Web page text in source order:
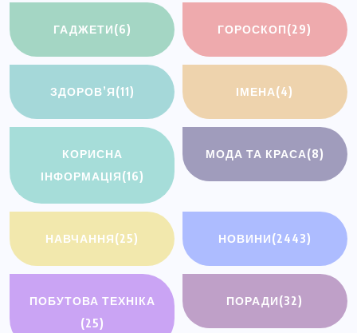
ГАДЖЕТИ(6) ГОРОСКОП(29)
ЗДОРОВ’Я(11) ІМЕНА(4)
КОРИСНА
ІНФОРМАЦІЯ(16)
МОДА ТА КРАСА(8)
НАВЧАННЯ(25) НОВИНИ(2443)
ПОБУТОВА ТЕХНІКА
(25)
ПОРАДИ(32)